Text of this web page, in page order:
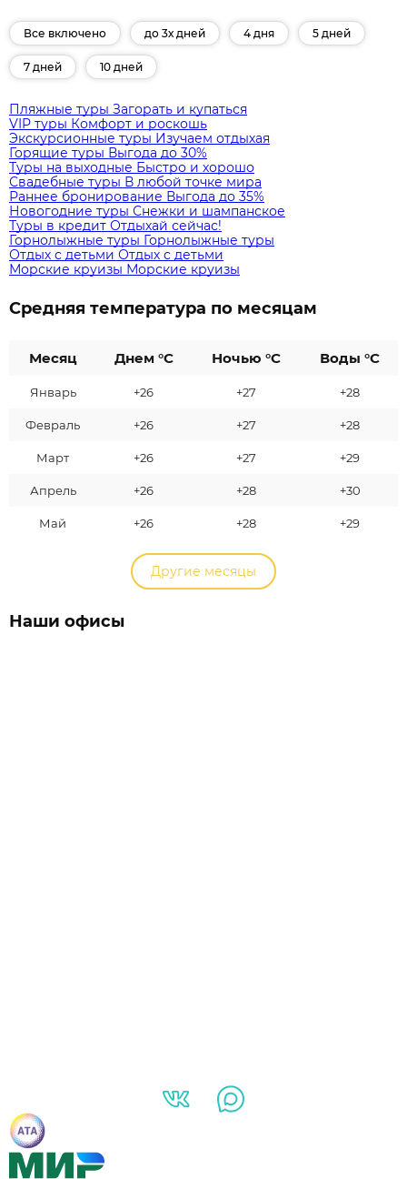
Все включено до 3х дней 4 дня 5 дней
7 дней 10 дней
Пляжные туры Загорать и купаться
VIP туры Комфорт и роскошь
Экскурсионные туры Изучаем отдыхая
Горящие туры Выгода до 30%
Туры на выходные Быстро и хорошо
Свадебные туры В любой точке мира
Раннее бронирование Выгода до 35%
Новогодние туры Снежки и шампанское
Туры в кредит Отдыхай сейчас!
Горнолыжные туры Горнолыжные туры
Отдых с детьми Отдых с детьми
Морские круизы Морские круизы
Средняя температура по месяцам
Месяц Днем °C Ночью °C Воды °C
Январь +26 +27 +28
Февраль +26 +27 +28
Март +26 +27 +29
Апрель +26 +28 +30
Май +26 +28 +29
Другие месяцы
Наши офисы